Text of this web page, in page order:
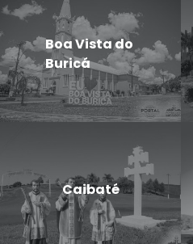
Boa Vista do
Buricá
Caibaté